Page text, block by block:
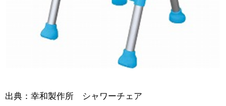
出典：幸和製作所 シャワーチェア